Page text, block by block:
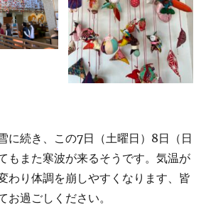
に続き、この7日（土曜日）8日（日
もまた寒波が来るそうです。気温が
わり体調を崩しやすくなります、皆
お過ごしください。